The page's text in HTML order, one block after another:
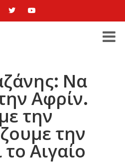
Να
Αφρίν.
την
την
Αιγαίο